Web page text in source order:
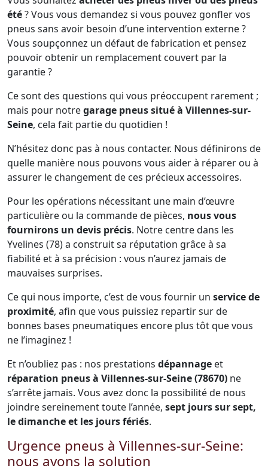
été? Vous vous demandez si vous pouvez gonfler vos
pneus sans avoir besoin d’une intervention externe ?
Vous soupçonnez un défaut de fabrication et pensez
pouvoir obtenir un remplacement couvert par la
garantie ?
Ce sont des questions qui vous préoccupent rarement ;
mais pour notregarage pneus situé à Villennes-sur-
Seine, cela fait partie du quotidien !
N’hésitez donc pas à nous contacter. Nous définirons de
quelle manière nous pouvons vous aider à réparer ou à
assurer le changement de ces précieux accessoires.
Pour les opérations nécessitant une main d’œuvre
particulière ou la commande de pièces, nous vous
fournirons un devis précis. Notre centre dans les
Yvelines (78) a construit sa réputation grâce à sa
fiabilité et à sa précision : vous n’aurez jamais de
mauvaises surprises.
Ce qui nous importe, c’est de vous fournir un service de
proximité, afin que vous puissiez repartir sur de
bonnes bases pneumatiques encore plus tôt que vous
ne l’imaginez !
Et n’oubliez pas : nos prestations dépannage et
réparation pneus à Villennes-sur-Seine (78670) ne
s’arrête jamais. Vous avez donc la possibilité de nous
joindre sereinement toute l’année, sept jours sur sept,
le dimanche et les jours fériés.
Urgence pneus à Villennes-sur-Seine:
nous avons la solution